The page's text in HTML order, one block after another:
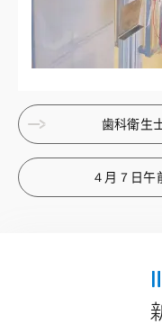
歯科衛生
４月７日午